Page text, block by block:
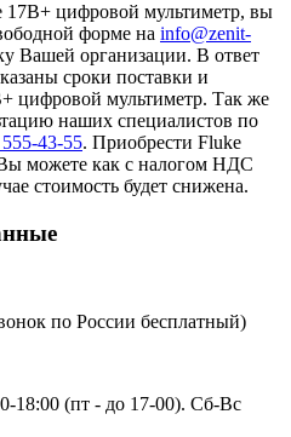
17B+ цифровой мультиметр, вы
форме на info@zenit-
Вашей организации. В ответ
сроки поставки и
цифровой мультиметр. Так же
наших специалистов по
43-55. Приобрести Fluke
можете как с налогом НДС
стоимость будет снижена.
по России бесплатный)
18:00 (пт - до 17-00). Сб-Вс